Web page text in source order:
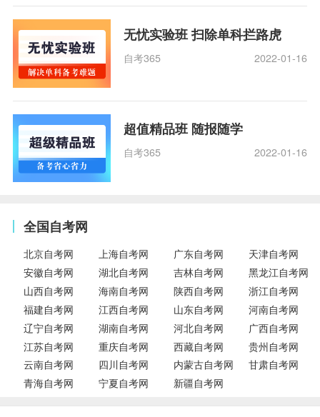
无忧实验班 扫除单科拦路虎
自考365 2022-01-16
超值精品班 随报随学
自考365 2022-01-16
全国自考网
北京自考网 上海自考网 广东自考网
天津自考网
安徽自考网
湖北自考网 吉林自考网
黑龙江自考网
山西自考网
海南自考网 陕西自考网
浙江自考网
福建自考网
江西自考网 山东自考网
河南自考网
辽宁自考网
湖南自考网 河北自考网
广西自考网
江苏自考网
重庆自考网 西藏自考网
贵州自考网
云南自考网
四川自考网 内蒙古自考网
甘肃自考网
青海自考网
宁夏自考网 新疆自考网